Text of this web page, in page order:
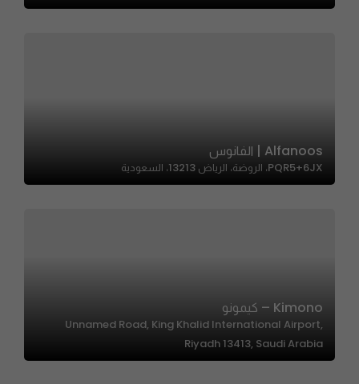
Alfanoos | الفانوس
PQR5+6JX، الروضة، الرياض 13213، السعودية
Kimono – كيمونو
Unnamed Road, King Khalid International Airport,
Riyadh 13413, Saudi Arabia